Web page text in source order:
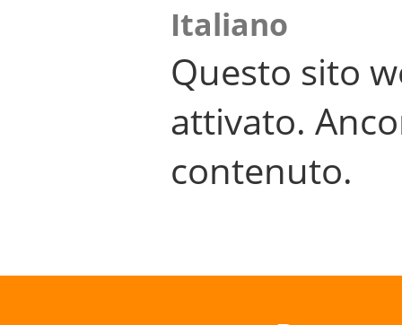
Italiano
Questo sito
attivato.
contenuto.